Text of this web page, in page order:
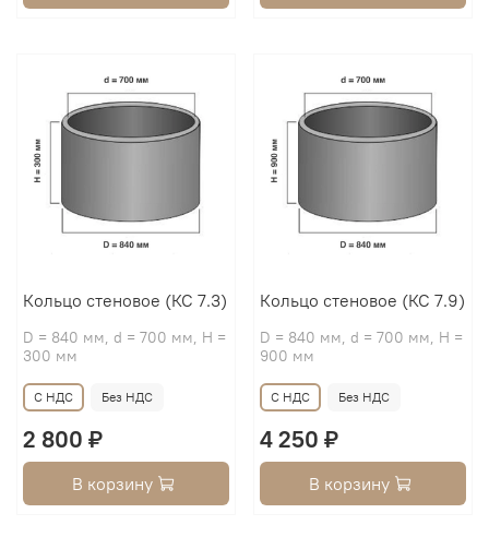
Кольцо стеновое (КС 7.3)
D = 840 мм, d = 700 мм, H =
300 мм
С НДС Без НДС
2 800 ₽
В корзину
Кольцо стеновое (КС 7.9)
D = 840 мм, d = 700 мм, H =
900 мм
С НДС Без НДС
4 250 ₽
В корзину